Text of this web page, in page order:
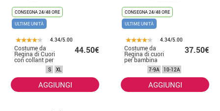
CONSEGNA 24/48 ORE
ULTIME UNITÀ
4.34/5.00
Costume da
Regina di Cuori
con collant per
44.50€
S XL
AGGIUNGI
CONSEGNA 24/48 ORE
ULTIME UNITÀ
4.34/5.00
Costume da
Regina di cuori
per bambina
37.50€
7-9A 10-12A
AGGIUNGI